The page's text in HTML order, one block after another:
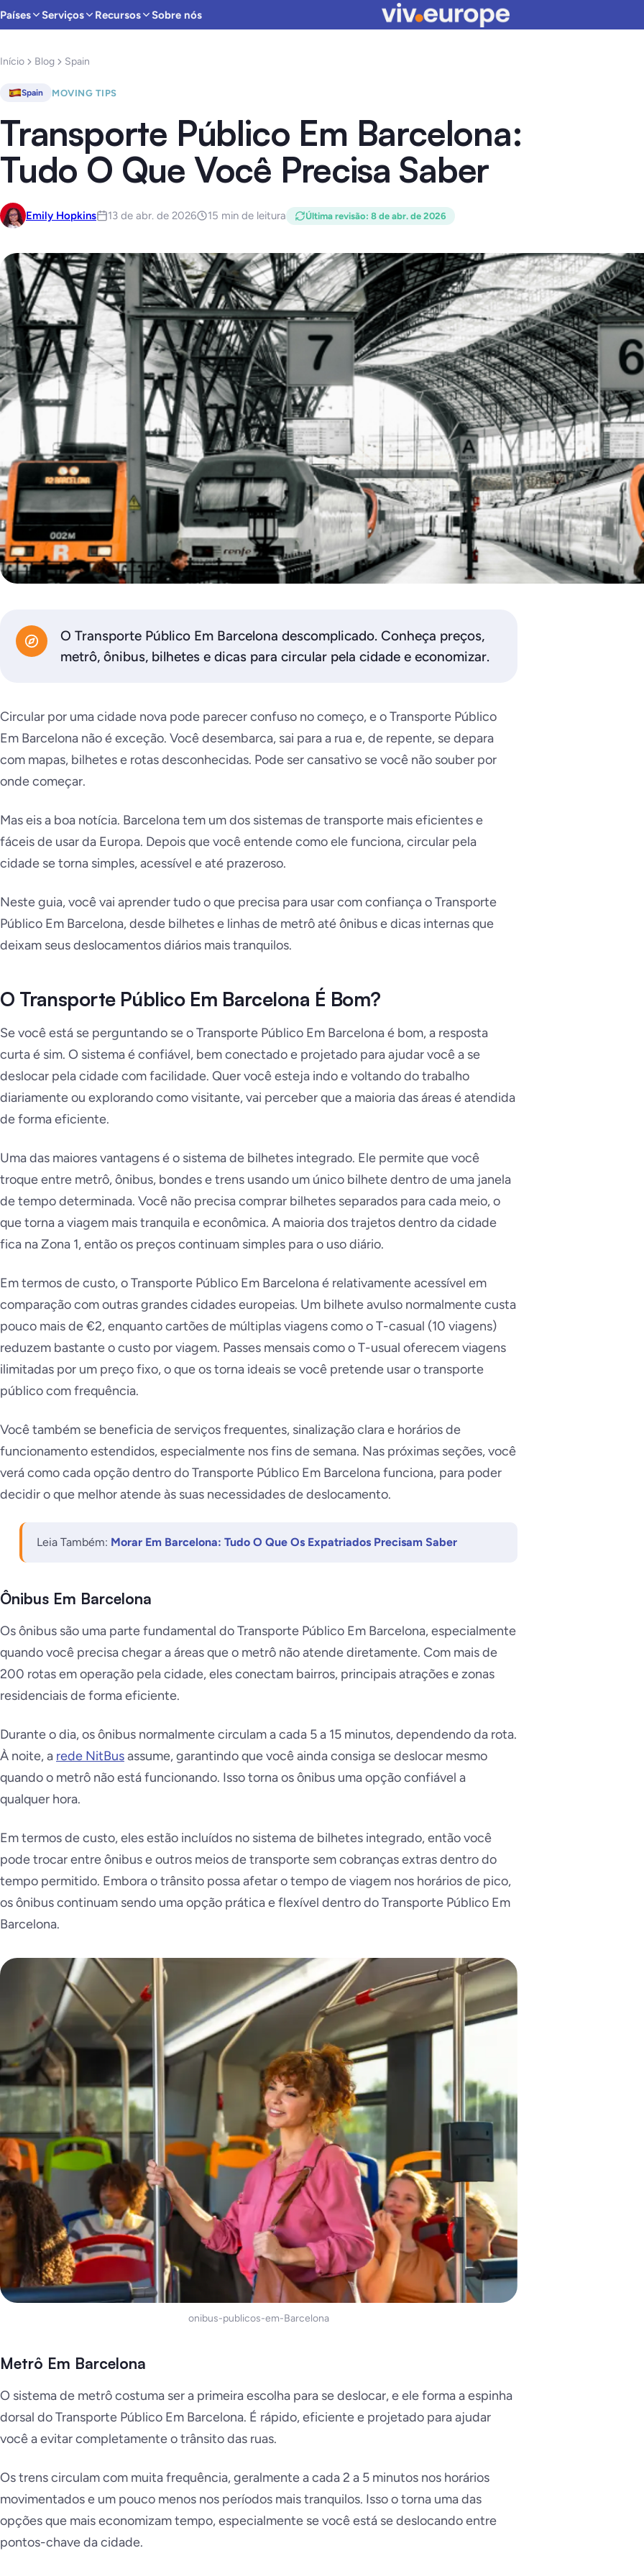
Países Serviços Recursos Sobre nós
Início Blog Spain
Spain MOVING TIPS
Transporte Público Em Barcelona:
Tudo O Que Você Precisa Saber
Emily Hopkins 13 de abr. de 2026 15 min de leitura Última revisão: 8 de abr. de 2026
O Transporte Público Em Barcelona descomplicado. Conheça preços,
metrô, ônibus, bilhetes e dicas para circular pela cidade e economizar.
Circular por uma cidade nova pode parecer confuso no começo, e o Transporte Público
Em Barcelona não é exceção. Você desembarca, sai para a rua e, de repente, se depara
com mapas, bilhetes e rotas desconhecidas. Pode ser cansativo se você não souber por
onde começar.
Mas eis a boa notícia. Barcelona tem um dos sistemas de transporte mais eficientes e
fáceis de usar da Europa. Depois que você entende como ele funciona, circular pela
cidade se torna simples, acessível e até prazeroso.
Neste guia, você vai aprender tudo o que precisa para usar com confiança o Transporte
Público Em Barcelona, desde bilhetes e linhas de metrô até ônibus e dicas internas que
deixam seus deslocamentos diários mais tranquilos.
O Transporte Público Em Barcelona É Bom?
Se você está se perguntando se o Transporte Público Em Barcelona é bom, a resposta
curta é sim. O sistema é confiável, bem conectado e projetado para ajudar você a se
deslocar pela cidade com facilidade. Quer você esteja indo e voltando do trabalho
diariamente ou explorando como visitante, vai perceber que a maioria das áreas é atendida
de forma eficiente.
Uma das maiores vantagens é o sistema de bilhetes integrado. Ele permite que você
troque entre metrô, ônibus, bondes e trens usando um único bilhete dentro de uma janela
de tempo determinada. Você não precisa comprar bilhetes separados para cada meio, o
que torna a viagem mais tranquila e econômica. A maioria dos trajetos dentro da cidade
fica na Zona 1, então os preços continuam simples para o uso diário.
Em termos de custo, o Transporte Público Em Barcelona é relativamente acessível em
comparação com outras grandes cidades europeias. Um bilhete avulso normalmente custa
pouco mais de €2, enquanto cartões de múltiplas viagens como o T-casual (10 viagens)
reduzem bastante o custo por viagem. Passes mensais como o T-usual oferecem viagens
ilimitadas por um preço fixo, o que os torna ideais se você pretende usar o transporte
público com frequência.
Você também se beneficia de serviços frequentes, sinalização clara e horários de
funcionamento estendidos, especialmente nos fins de semana. Nas próximas seções, você
verá como cada opção dentro do Transporte Público Em Barcelona funciona, para poder
decidir o que melhor atende às suas necessidades de deslocamento.
Leia Também: Morar Em Barcelona: Tudo O Que Os Expatriados Precisam Saber
Ônibus Em Barcelona
Os ônibus são uma parte fundamental do Transporte Público Em Barcelona, especialmente
quando você precisa chegar a áreas que o metrô não atende diretamente. Com mais de
200 rotas em operação pela cidade, eles conectam bairros, principais atrações e zonas
residenciais de forma eficiente.
Durante o dia, os ônibus normalmente circulam a cada 5 a 15 minutos, dependendo da rota.
À noite, a rede NitBusassume, garantindo que você ainda consiga se deslocar mesmo
quando o metrô não está funcionando. Isso torna os ônibus uma opção confiável a
qualquer hora.
Em termos de custo, eles estão incluídos no sistema de bilhetes integrado, então você
pode trocar entre ônibus e outros meios de transporte sem cobranças extras dentro do
tempo permitido. Embora o trânsito possa afetar o tempo de viagem nos horários de pico,
os ônibus continuam sendo uma opção prática e flexível dentro do Transporte Público Em
Barcelona.
onibus-publicos-em-Barcelona
Metrô Em Barcelona
O sistema de metrô costuma ser a primeira escolha para se deslocar, e ele forma a espinha
dorsal do Transporte Público Em Barcelona. É rápido, eficiente e projetado para ajudar
você a evitar completamente o trânsito das ruas.
Os trens circulam com muita frequência, geralmente a cada 2 a 5 minutos nos horários
movimentados e um pouco menos nos períodos mais tranquilos. Isso o torna uma das
opções que mais economizam tempo, especialmente se você está se deslocando entre
pontos-chave da cidade.